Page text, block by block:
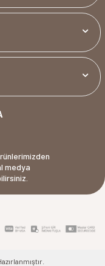
medya